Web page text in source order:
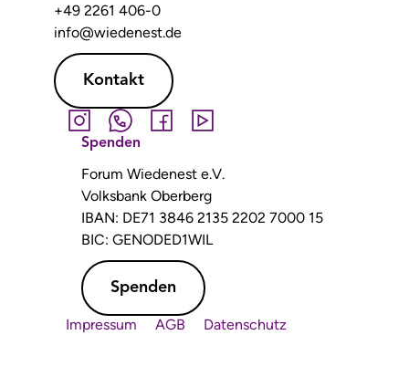
+49 2261 406-0
info@wiedenest.de
Kontakt
Spenden
Forum Wiedenest e.V.
Volksbank Oberberg
IBAN: DE71 3846 2135 2202 7000 15
BIC: GENODED1WIL
Spenden
Impressum AGB Datenschutz